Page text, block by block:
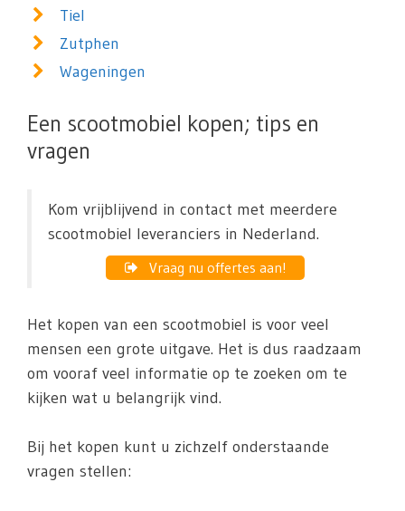
Tiel
Zutphen
Wageningen
Een scootmobiel kopen; tips en
vragen
Kom vrijblijvend in contact met meerdere
scootmobiel leveranciers in Nederland.
Vraag nu offertes aan!
Het kopen van een scootmobiel is voor veel
mensen een grote uitgave. Het is dus raadzaam
om vooraf veel informatie op te zoeken om te
kijken wat u belangrijk vind.
Bij het kopen kunt u zichzelf onderstaande
vragen stellen: